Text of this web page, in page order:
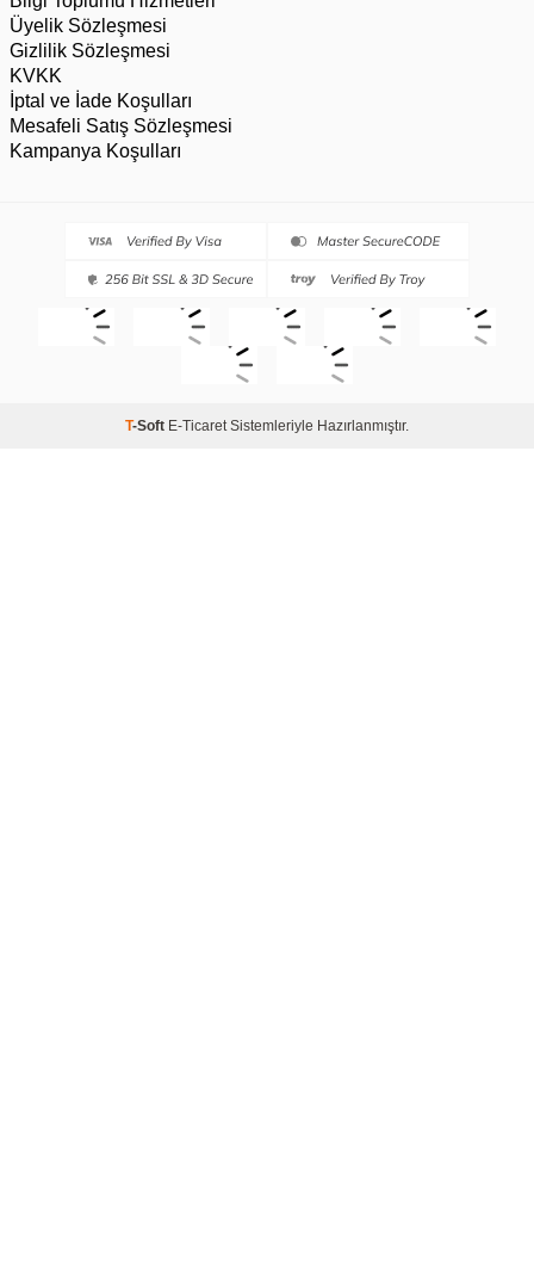
Üyelik Sözleşmesi
Gizlilik Sözleşmesi
KVKK
İptal ve İade Koşulları
Mesafeli Satış Sözleşmesi
Kampanya Koşulları
T-Soft E-Ticaret Sistemleriyle Hazırlanmıştır.